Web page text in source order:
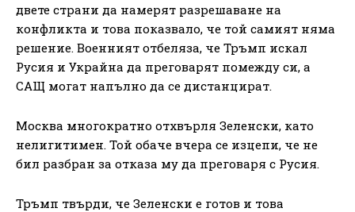
двете страни да намерят разрешаване на
конфликта и това показвало, че той самият няма
решение. Военният отбеляза, че Тръмп искал
Русия и Украйна да преговарят помежду си, а
САЩ могат напълно да се дистанцират.
Москва многократно отхвърля Зеленски, като
нелигитимен. Той обаче вчера се изцепи, че не
бил разбран за отказа му да преговаря с Русия.
Тръмп твърди, че Зеленски е готов и това